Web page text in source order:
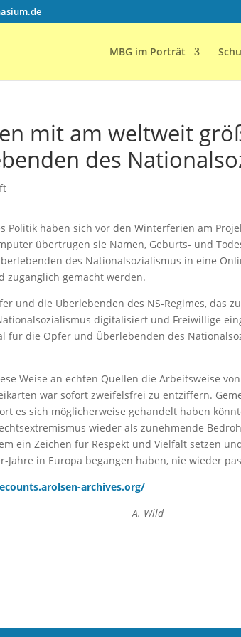
MBG im Porträt
mit am weltweit
des
Politik haben sich vor den Winterferien am
übertrugen sie Namen, Geburts- und
des Nationalsozialismus in eine
zugänglich gemacht werden.
und die Überlebenden des NS-Regimes, das
digitalisiert und Freiwillige
für die Opfer und Überlebenden des
Weise an echten Quellen die Arbeitsweise
war sofort zweifelsfrei zu entziffern.
es sich möglicherweise gehandelt haben
wieder als zunehmende
ein Zeichen für Respekt und Vielfalt setzen
Jahre in Europa begangen haben, nie wieder
archives.org/
A. Wild